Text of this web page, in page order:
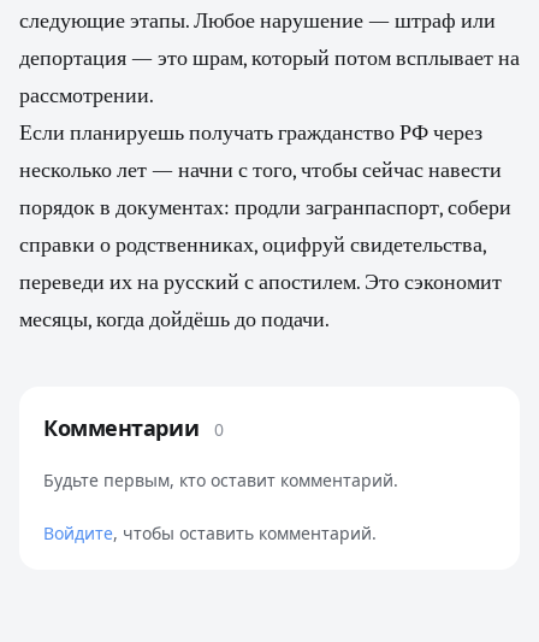
следующие этапы. Любое нарушение — штраф или
депортация — это шрам, который потом всплывает на
рассмотрении.
Если планируешь получать гражданство РФ через
несколько лет — начни с того, чтобы сейчас навести
порядок в документах: продли загранпаспорт, собери
справки о родственниках, оцифруй свидетельства,
переведи их на русский с апостилем. Это сэкономит
месяцы, когда дойдёшь до подачи.
Комментарии 0
Будьте первым, кто оставит комментарий.
Войдите, чтобы оставить комментарий.